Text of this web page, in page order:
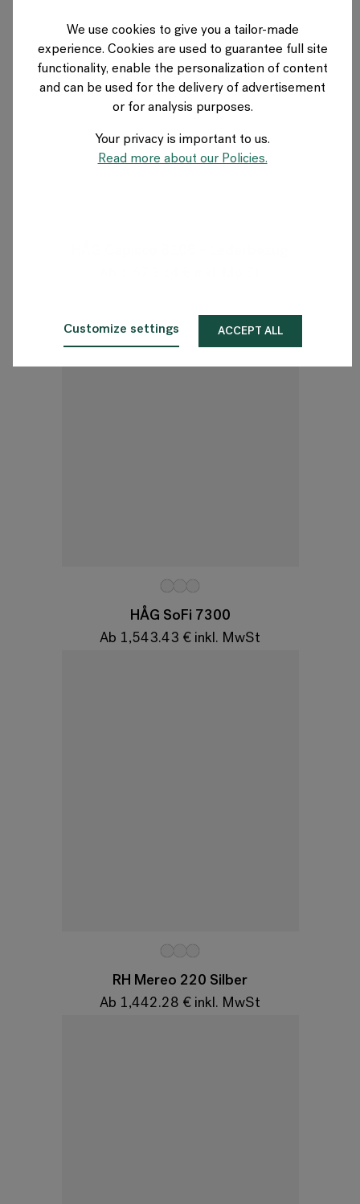
We use cookies to give you a tailor-made
experience. Cookies are used to guarantee full site
functionality, enable the personalization of content
and can be used for the delivery of advertisement
or for analysis purposes.
Your privacy is important to us.
Read more about our Policies.
Customize settings ACCEPT ALL
HÅG SoFi 7300
Ab 1,543.43 € inkl. MwSt
RH Mereo 220 Silber
Ab 1,442.28 € inkl. MwSt